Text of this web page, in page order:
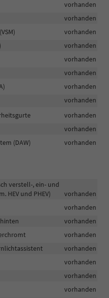
vorhanden
vorhanden
vorhanden
vorhanden
vorhanden
vorhanden
vorhanden
vorhanden
vorhanden
vorhanden
(DAW)
vorhanden
verstell-, ein- und
HEV und PHEV)
vorhanden
vorhanden
vorhanden
vorhanden
vorhanden
vorhanden
vorhanden
vorhanden